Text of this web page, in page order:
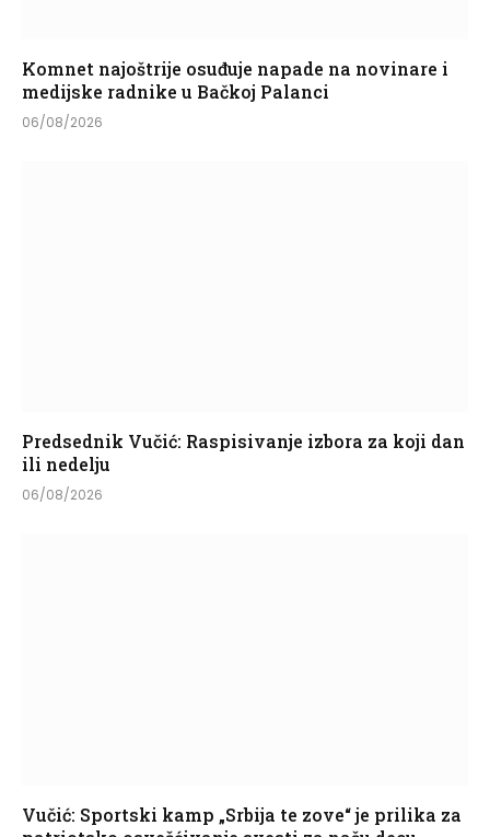
Komnet najoštrije osuđuje napade na novinare i
medijske radnike u Bačkoj Palanci
06/08/2026
Predsednik Vučić: Raspisivanje izbora za koji dan
ili nedelju
06/08/2026
Vučić: Sportski kamp „Srbija te zove“ je prilika za